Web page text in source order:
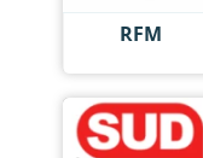
RFM